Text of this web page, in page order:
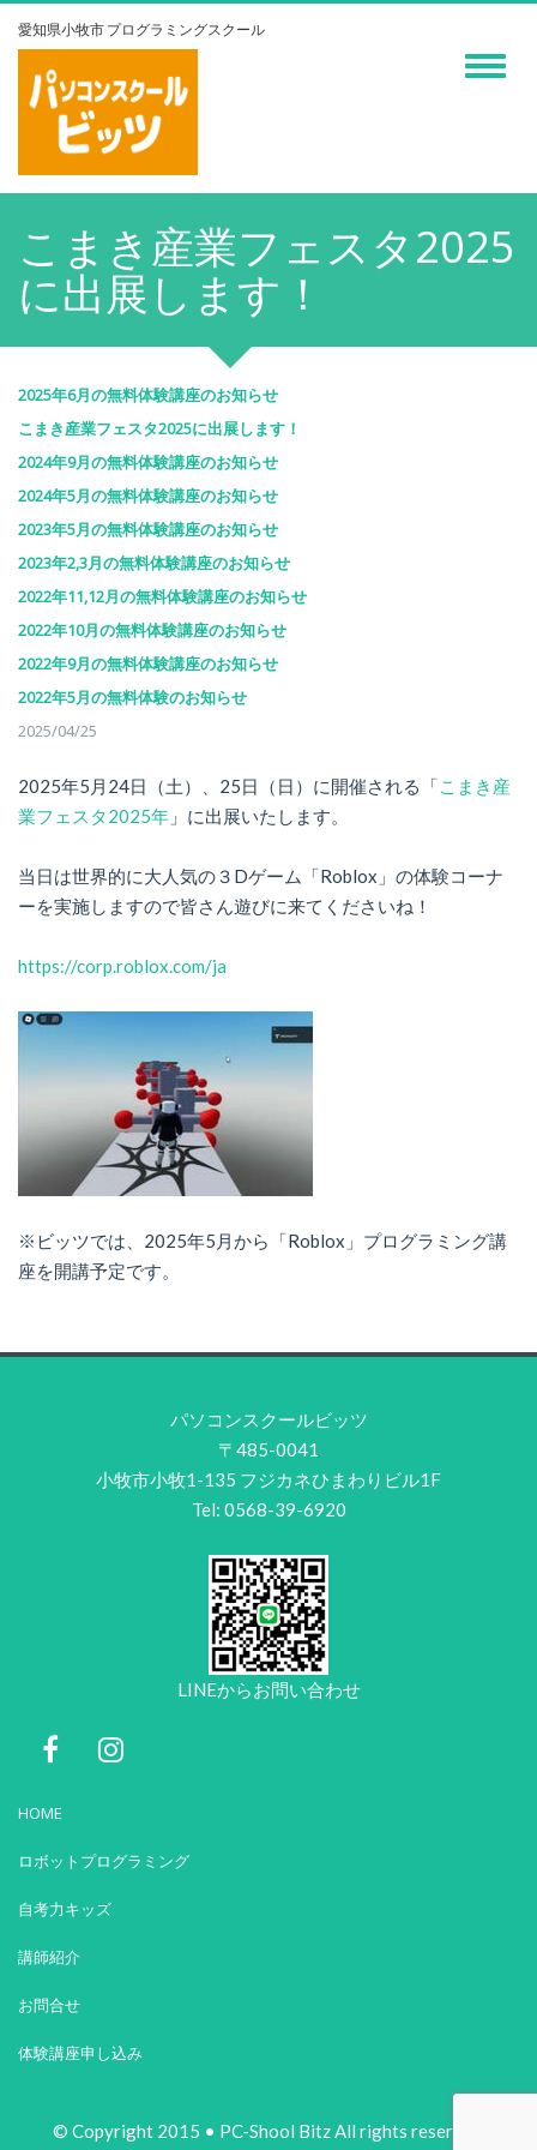
Toggle
愛知県小牧市 プログラミングスクール
こまき産業フェスタ2025
に出展します！
2025年6月の無料体験講座のお知らせ
こまき産業フェスタ2025に出展します！
2024年9月の無料体験講座のお知らせ
2024年5月の無料体験講座のお知らせ
2023年5月の無料体験講座のお知らせ
2023年2,3月の無料体験講座のお知らせ
2022年11,12月の無料体験講座のお知らせ
2022年10月の無料体験講座のお知らせ
2022年9月の無料体験講座のお知らせ
2022年5月の無料体験のお知らせ
2025/04/25
2025年5月24日（土）、25日（日）に開催される「こまき産
業フェスタ2025年 」に出展いたします。
当日は世界的に大人気の３Dゲーム「Roblox」の体験コーナ
ーを実施しますので皆さん遊びに来てくださいね！
https://corp.roblox.com/ja
※ビッツでは、2025年5月から「Roblox」プログラミング講
座を開講予定です。
パソコンスクールビッツ
〒485-0041
小牧市小牧1-135 フジカネひまわりビル1F
Tel: 0568-39-6920
LINEからお問い合わせ
HOME
ロボットプログラミング
自考力キッズ
講師紹介
お問合せ
体験講座申し込み
© Copyright 2015 • PC-Shool Bitz All rights reserved.